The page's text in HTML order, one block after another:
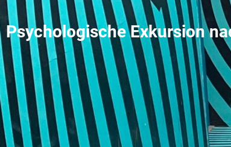
Psychologische Exkursion